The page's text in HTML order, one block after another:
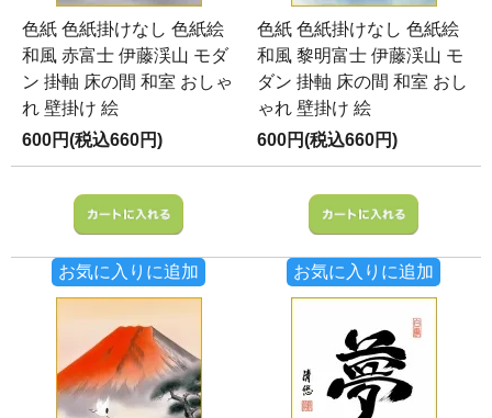
色紙 色紙掛けなし 色紙絵
和風 赤富士 伊藤渓山 モダ
ン 掛軸 床の間 和室 おしゃ
れ 壁掛け 絵
600円(税込660円)
お気に入りに追加
色紙 色紙掛けなし 色紙絵
和風 黎明富士 伊藤渓山 モ
ダン 掛軸 床の間 和室 おし
ゃれ 壁掛け 絵
600円(税込660円)
お気に入りに追加